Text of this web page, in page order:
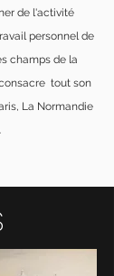
de l'activité
personnel de
champs de la
tout son
La Normandie